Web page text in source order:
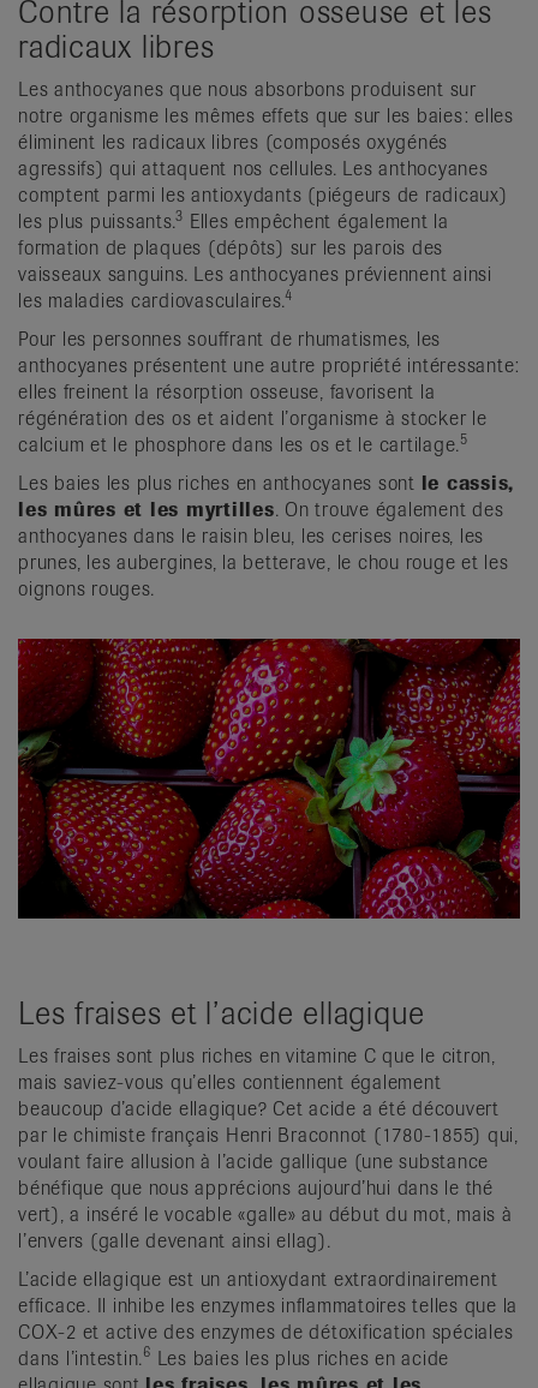
Contre la résorption osseuse et les
radicaux libres
Les anthocyanes que nous absorbons produisent sur
notre organisme les mêmes effets que sur les baies: elles
éliminent les radicaux libres (composés oxygénés
agressifs) qui attaquent nos cellules. Les anthocyanes
comptent parmi les antioxydants (piégeurs de radicaux)
les plus puissants.3 Elles empêchent également la
formation de plaques (dépôts) sur les parois des
vaisseaux sanguins. Les anthocyanes préviennent ainsi
les maladies cardiovasculaires.4
Pour les personnes souffrant de rhumatismes, les
anthocyanes présentent une autre propriété intéressante:
elles freinent la résorption osseuse, favorisent la
régénération des os et aident l’organisme à stocker le
calcium et le phosphore dans les os et le cartilage.5
Les baies les plus riches en anthocyanes sont le cassis,
les mûres et les myrtilles. On trouve également des
anthocyanes dans le raisin bleu, les cerises noires, les
prunes, les aubergines, la betterave, le chou rouge et les
oignons rouges.
Les fraises et l’acide ellagique
Les fraises sont plus riches en vitamine C que le citron,
mais saviez-vous qu’elles contiennent également
beaucoup d’acide ellagique? Cet acide a été découvert
par le chimiste français Henri Braconnot (1780-1855) qui,
voulant faire allusion à l’acide gallique (une substance
bénéfique que nous apprécions aujourd’hui dans le thé
vert), a inséré le vocable «galle» au début du mot, mais à
l’envers (galle devenant ainsi ellag).
L’acide ellagique est un antioxydant extraordinairement
efficace. Il inhibe les enzymes inflammatoires telles que la
COX-2 et active des enzymes de détoxification spéciales
dans l’intestin.6 Les baies les plus riches en acide